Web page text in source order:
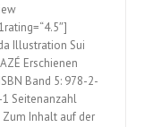
Illustration Sui
Erschienen
Band 5: 978-2-
Seitenanzahl
Zum Inhalt auf der